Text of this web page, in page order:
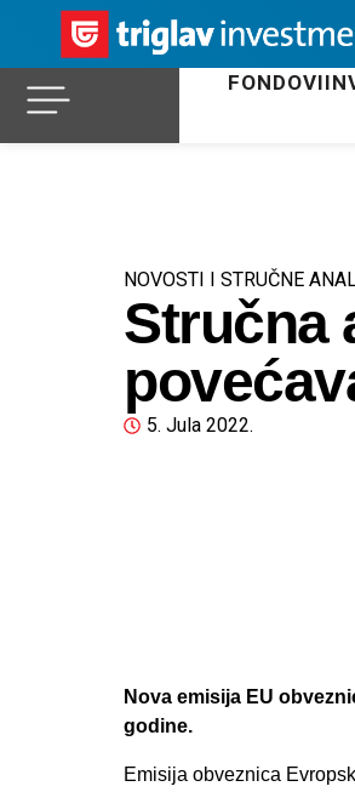
FONDOVI
NOVOSTI I STRUČNE
Stručna
5. Jula 2022.
Nova emisija EU
godine.
Emisija obveznica